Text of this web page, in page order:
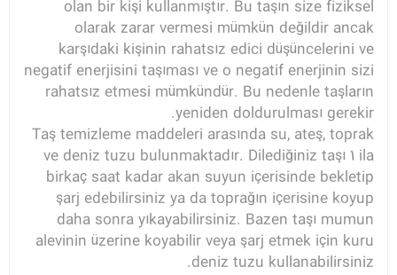
olan bir kişi kullanmıştır. Bu taşın size fiziksel
olarak zarar vermesi mümkün değildir ancak
karşıdaki kişinin rahatsız edici düşüncelerini ve
negatif enerjisini taşıması ve o negatif enerjinin sizi
rahatsız etmesi mümkündür. Bu nedenle taşların
yeniden doldurulması gerekir.
Taş temizleme maddeleri arasında su, ateş, toprak
ve deniz tuzu bulunmaktadır. Dilediğiniz taşı 1 ila
birkaç saat kadar akan suyun içerisinde bekletip
şarj edebilirsiniz ya da toprağın içerisine koyup
daha sonra yıkayabilirsiniz. Bazen taşı mumun
alevinin üzerine koyabilir veya şarj etmek için kuru
deniz tuzu kullanabilirsiniz.